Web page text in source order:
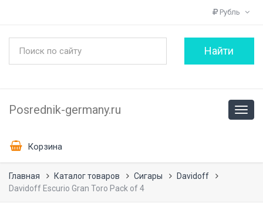
Рубль
Posrednik-germany.ru
Корзина
Главная Каталог товаров Сигары
Davidoff
Davidoff Escurio Gran Toro Pack of 4